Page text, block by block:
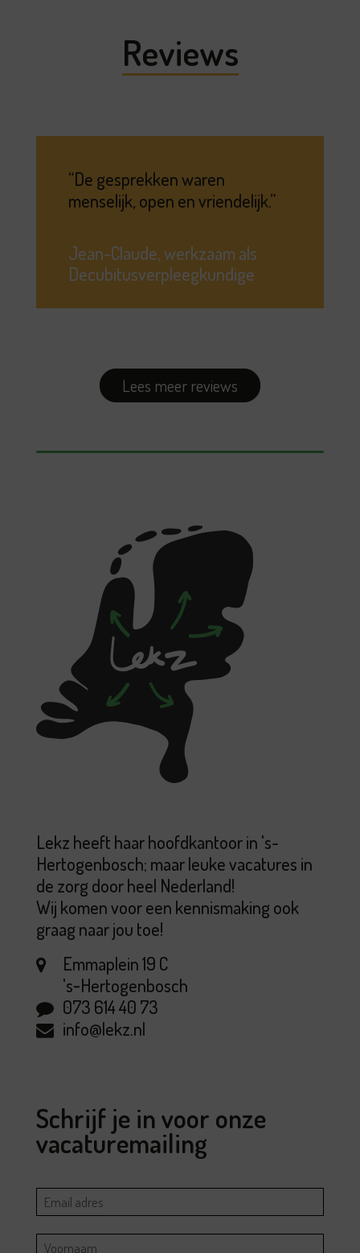
Reviews
De gesprekken waren
menselijk, open en vriendelijk.
Jean-Claude, werkzaam als
Decubitusverpleegkundige
Lees meer reviews
Lekz heeft haar hoofdkantoor in 's-
Hertogenbosch; maar leuke vacatures in
de zorg door heel Nederland!
Wij komen voor een kennismaking ook
graag naar jou toe!
Emmaplein 19 C
's‑Hertogenbosch
073 614 40 73
info@lekz.nl
Schrijf je in voor onze
vacaturemailing